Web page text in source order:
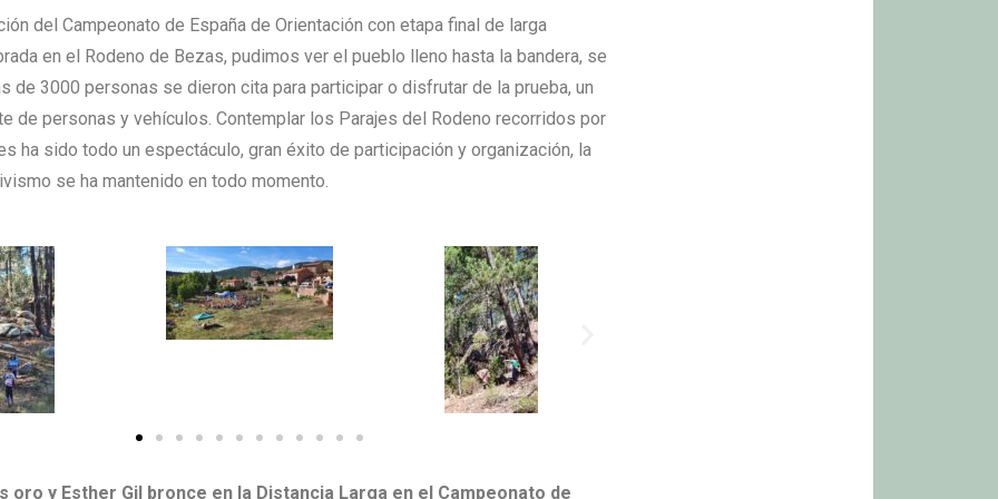
del Campeonato de España de Orientación con etapa final de larga
en el Rodeno de Bezas, pudimos ver el pueblo lleno hasta la bandera, se
de 3000 personas se dieron cita para participar o disfrutar de la prueba, un
de personas y vehículos. Contemplar los Parajes del Rodeno recorridos por
ha sido todo un espectáculo, gran éxito de participación y organización, la
se ha mantenido en todo momento.
oro y Esther Gil bronce en la Distancia Larga en el Campeonato de